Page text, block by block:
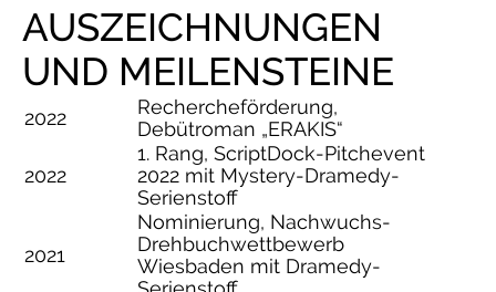
AUSZEICHNUNGEN
UND MEILENSTEINE
2022
Rechercheförderung,
Debütroman „ERAKIS“
2022
1. Rang, ScriptDock-Pitchevent
2022 mit Mystery-Dramedy-
Serienstoff
2021
Nominierung, Nachwuchs-
Drehbuchwettbewerb
Wiesbaden mit Dramedy-